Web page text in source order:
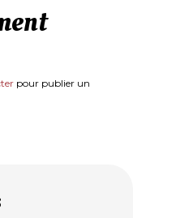
pour publier un